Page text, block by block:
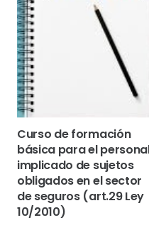
Curso de formación
básica para el
implicado de sujetos
obligados en el sector
de seguros (art.29 Ley
10/2010)